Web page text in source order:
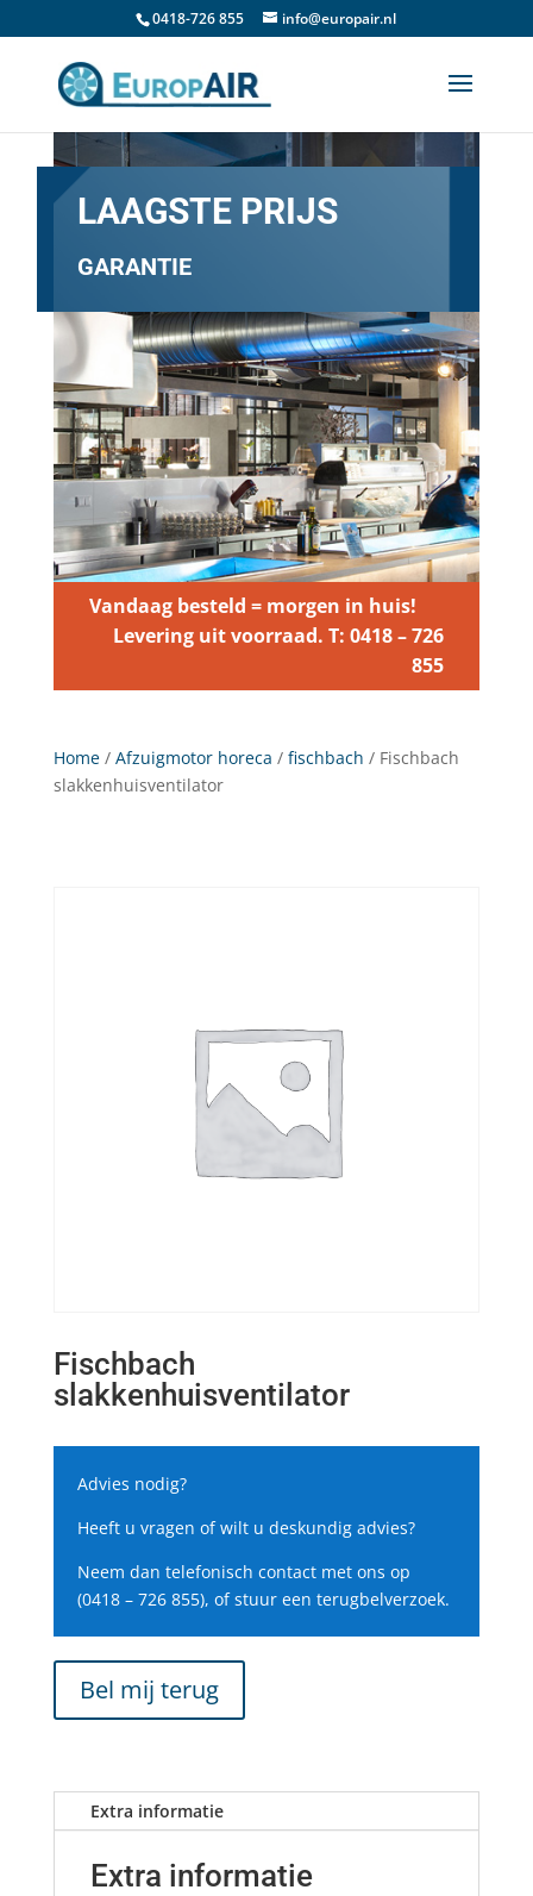
0418-726 855 info@europair.nl
LAAGSTE PRIJS
GARANTIE
Vandaag besteld = morgen in huis!
Levering uit voorraad. T: 0418 – 726
855
Home/ Afzuigmotor horeca / fischbach / Fischbach
slakkenhuisventilator
Fischbach
slakkenhuisventilator
Advies nodig?
Heeft u vragen of wilt u deskundig advies?
Neem dan telefonisch contact met ons op
(0418 – 726 855), of stuur een terugbelverzoek.
Bel mij terug
Extra informatie
Extra informatie